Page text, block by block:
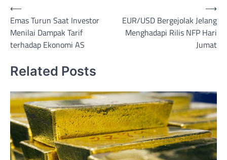
Post
navigation
⟵
Emas Turun Saat Investor
Menilai Dampak Tarif
terhadap Ekonomi AS
EUR/USD Bergejolak Jelang
Menghadapi Rilis NFP Hari
Jumat
⟶
Related Posts